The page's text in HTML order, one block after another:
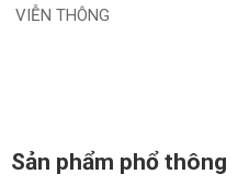
VIỄN THÔNG
Sản phẩm phổ thông